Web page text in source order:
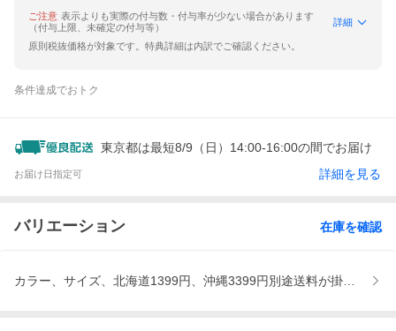
ご注意 表示よりも実際の付与数・付与率が少ない場合があります
（付与上限、未確定の付与等）
詳細
原則税抜価格が対象です。特典詳細は内訳でご確認ください。
条件達成でおトク
東京都は最短8/9（日）14:00-16:00の間でお届け
お届け日指定可 詳細を見る
バリエーション 在庫を確認
カラー、サイズ、北海道1399円、沖縄3399円別途送料が掛かりま